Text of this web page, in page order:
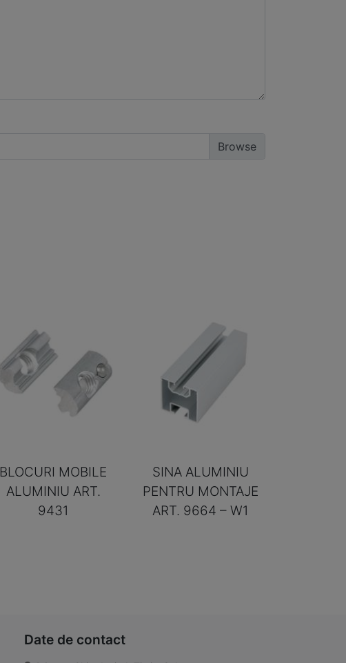
BLOCURI MOBILE
ALUMINIU ART.
9431
SINA ALUMINIU
PENTRU MONTAJE
ART. 9664 – W1
Date de contact